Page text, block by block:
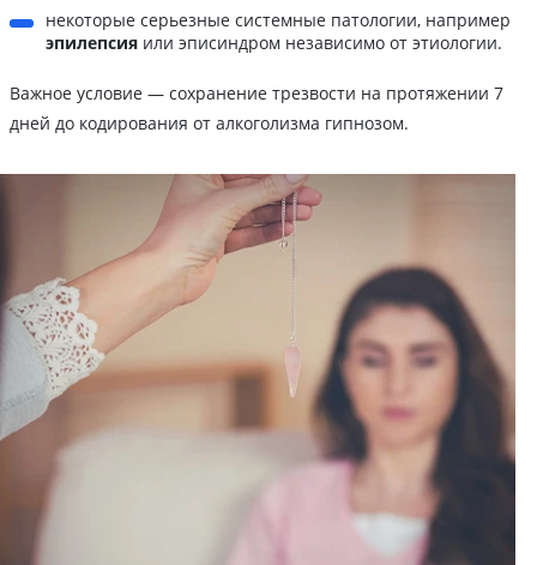
некоторые серьезные системные патологии, например
эпилепсия или эписиндром независимо от этиологии.
Важное условие — сохранение трезвости на протяжении 7
дней до кодирования от алкоголизма гипнозом.